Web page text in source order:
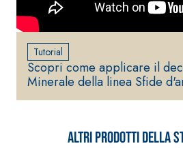
Tutorial
Scopri come applicare il
Minerale della linea Sfide
Altri prodotti della